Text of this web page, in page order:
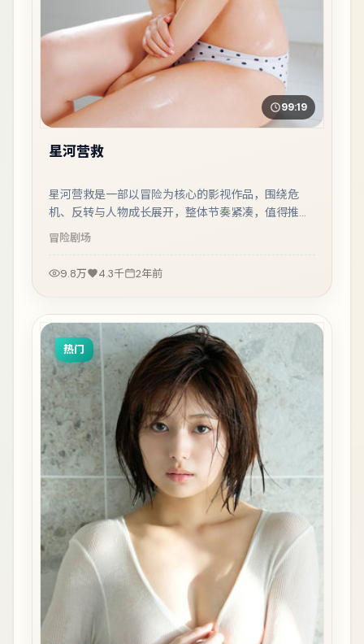
99:19
星河营救
星河营救是一部以冒险为核心的影视作品，围绕危
机、反转与人物成长展开，整体节奏紧凑，值得推荐
观看。
冒险剧场
9.8万 4.3千 2年前
热门